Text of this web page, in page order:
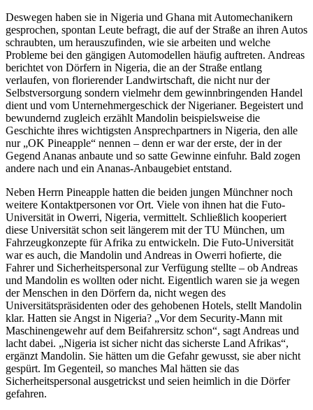
Deswegen haben sie in Nigeria und Ghana mit Automechanikern
gesprochen, spontan Leute befragt, die auf der Straße an ihren Autos
schraubten, um herauszufinden, wie sie arbeiten und welche
Probleme bei den gängigen Automodellen häufig auftreten. Andreas
berichtet von Dörfern in Nigeria, die an der Straße entlang
verlaufen, von florierender Landwirtschaft, die nicht nur der
Selbstversorgung sondern vielmehr dem gewinnbringenden Handel
dient und vom Unternehmergeschick der Nigerianer. Begeistert und
bewundernd zugleich erzählt Mandolin beispielsweise die
Geschichte ihres wichtigsten Ansprechpartners in Nigeria, den alle
nur „OK Pineapple“ nennen – denn er war der erste, der in der
Gegend Ananas anbaute und so satte Gewinne einfuhr. Bald zogen
andere nach und ein Ananas-Anbaugebiet entstand.
Neben Herrn Pineapple hatten die beiden jungen Münchner noch
weitere Kontaktpersonen vor Ort. Viele von ihnen hat die Futo-
Universität in Owerri, Nigeria, vermittelt. Schließlich kooperiert
diese Universität schon seit längerem mit der TU München, um
Fahrzeugkonzepte für Afrika zu entwickeln. Die Futo-Universität
war es auch, die Mandolin und Andreas in Owerri hofierte, die
Fahrer und Sicherheitspersonal zur Verfügung stellte – ob Andreas
und Mandolin es wollten oder nicht. Eigentlich waren sie ja wegen
der Menschen in den Dörfern da, nicht wegen des
Universitätspräsidenten oder des gehobenen Hotels, stellt Mandolin
klar. Hatten sie Angst in Nigeria? „Vor dem Security-Mann mit
Maschinengewehr auf dem Beifahrersitz schon“, sagt Andreas und
lacht dabei. „Nigeria ist sicher nicht das sicherste Land Afrikas“,
ergänzt Mandolin. Sie hätten um die Gefahr gewusst, sie aber nicht
gespürt. Im Gegenteil, so manches Mal hätten sie das
Sicherheitspersonal ausgetrickst und seien heimlich in die Dörfer
gefahren.